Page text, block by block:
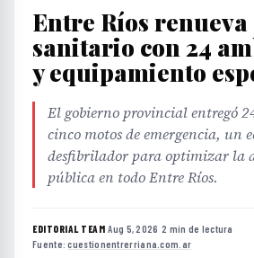
Entre Ríos renueva
sanitario con 24
y equipamiento
El gobierno provincial entregó
cinco motos de emergencia, un
desfibrilador para optimizar la
pública en todo Entre Ríos.
EDITORIAL TEAM·Aug 5, 2026 ·2 min de lectura ·
Fuente:cuestionentrerriana.com.ar